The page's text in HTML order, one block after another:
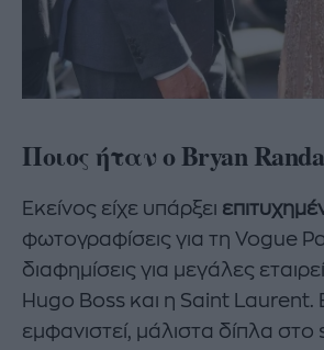
Ποιος ήταν ο Bryan
Εκείνος είχε υπάρξει
φωτογραφίσεις για τη Vogue
διαφημίσεις για μεγάλες
Hugo Boss και η Saint Laurent.
εμφανιστεί, μάλιστα δίπλα